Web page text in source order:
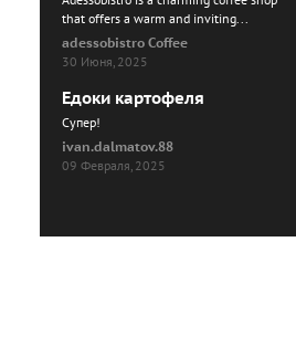
that offers a warm and inviting...
adessobistro Coffee
30 Июня, 2025
Едоки картофеля
Cупер!
ivan.dalmatov.88
09 Февраля, 2025